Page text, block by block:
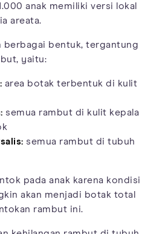
anak memiliki versi lokal
areata.
berbagai bentuk, tergantung
yaitu:
area botak terbentuk di kulit
semua rambut di kulit kepala
semua rambut di tubuh
pada anak karena kondisi
akan menjadi botak total
rambut ini.